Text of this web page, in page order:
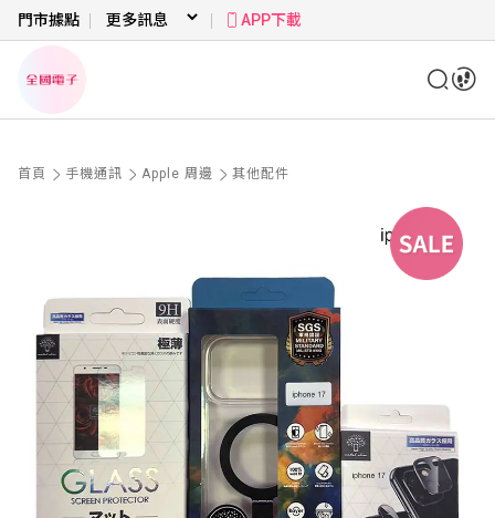
門市據點 APP下載
首頁 手機通訊 Apple 周邊 其他配件